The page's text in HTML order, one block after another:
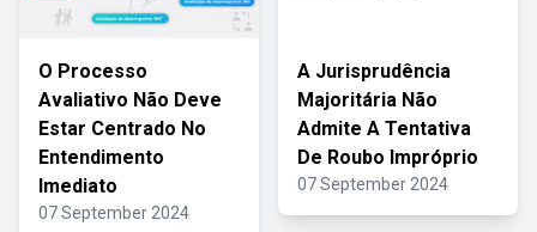
O Processo
Avaliativo Não Deve
Estar Centrado No
Entendimento
Imediato
07 September 2024
A Jurisprudência
Majoritária Não
Admite A Tentativa
De Roubo Impróprio
07 September 2024